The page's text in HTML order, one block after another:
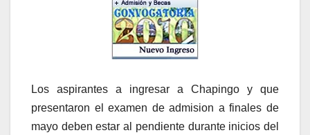
Los aspirantes a ingresar a Chapingo y que
presentaron el examen de admision a finales de
mayo deben estar al pendiente durante inicios del